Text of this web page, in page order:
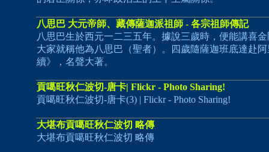
八思巴 大元帝師、藏傳薩迦派祖師 - 各宗祖師傳記
八思巴生於西元一二三五年。據說三歲時，便能講喜
大家就稱他為八思巴（聖者）。四歲隨薩迦班底達赴
續》，名聲大著。
貢噶旺秋仁波切-唐卡| Flickr - Photo Sharing!
貢噶旺秋仁波切-唐卡(3) | Flickr - Photo Sharing!
大堪布貢噶旺秋仁波切 略傳
大堪布貢噶旺秋仁波切 略傳